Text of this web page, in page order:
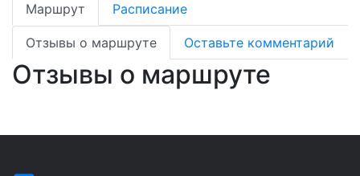
Маршрут Расписание
Отзывы о маршруте Оставьте комментарий
Отзывы о маршруте